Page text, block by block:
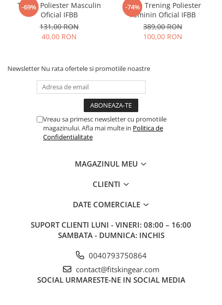
-69%
Tricou Poliester Masculin
Oficial IFBB
131,00 RON
40,00 RON
-74%
Bluza Trening Poliester
Feminin Oficial IFBB
389,00 RON
100,00 RON
Newsletter Nu rata ofertele si promotiile noastre
Vreau sa primesc newsletter cu promotiile
magazinului. Afla mai multe in Politica de
Confidentialitate
MAGAZINUL MEU
CLIENTI
DATE COMERCIALE
SUPORT CLIENTI LUNI - VINERI: 08:00 – 16:00
SAMBATA - DUMNICA: INCHIS
0040793750864
contact@fitskingear.com
SOCIAL URMARESTE-NE IN SOCIAL MEDIA